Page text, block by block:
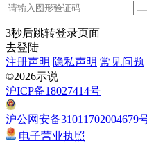
3秒后跳转登录页面
去登陆
注册声明 隐私声明 常见问题
©2026示说
沪ICP备18027414号
沪公网安备31011702004679
电子营业执照